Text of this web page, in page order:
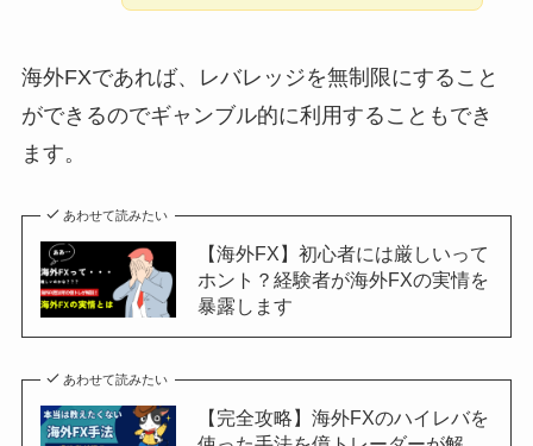
海外FXであれば、レバレッジを無制限にすること
ができるのでギャンブル的に利用することもでき
ます。
あわせて読みたい
【海外FX】初心者には厳しいって
ホント？経験者が海外FXの実情を
暴露します
あわせて読みたい
【完全攻略】海外FXのハイレバを